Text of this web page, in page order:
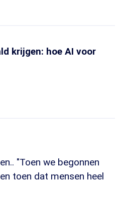
krijgen: hoe AI voor
"Toen we begonnen
toen dat mensen heel